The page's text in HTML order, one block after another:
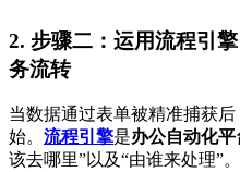
2. 步骤二：运用流程引
务流转
当数据通过表单被精准捕获
始。 流程引擎是办公自动化平
该去哪里”以及“由谁来处理”